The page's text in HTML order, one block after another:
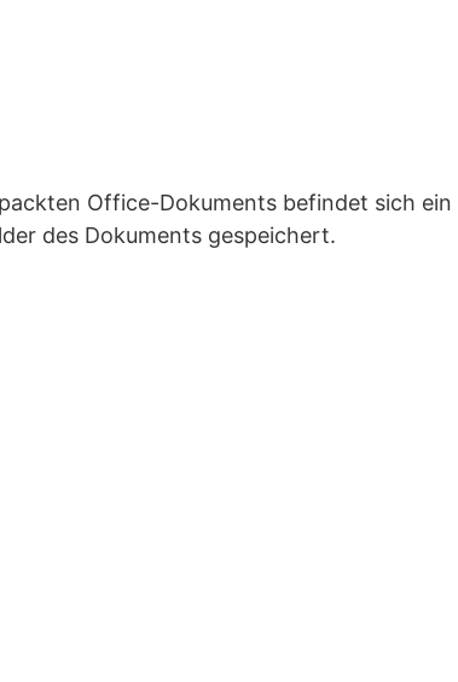
Office-Dokuments befindet sich ein
des Dokuments gespeichert.